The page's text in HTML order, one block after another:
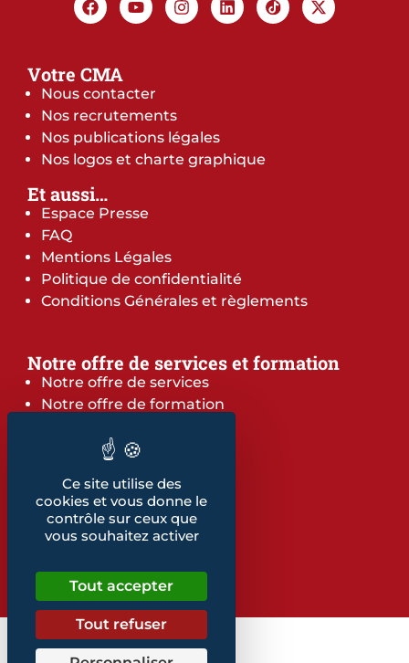
Votre CMA
Nous contacter
Nos recrutements
Nos publications légales
Nos logos et charte graphique
Et aussi…
Espace Presse
FAQ
Mentions Légales
Politique de confidentialité
Conditions Générales et règlements
Notre offre de services et formation
Notre offre de services
Notre offre de formation
Les indicateurs
Retrouvez également...
Notre glossaire
Ce site utilise des
cookies et vous donne le
contrôle sur ceux que
vous souhaitez activer
Tout accepter
Tout refuser